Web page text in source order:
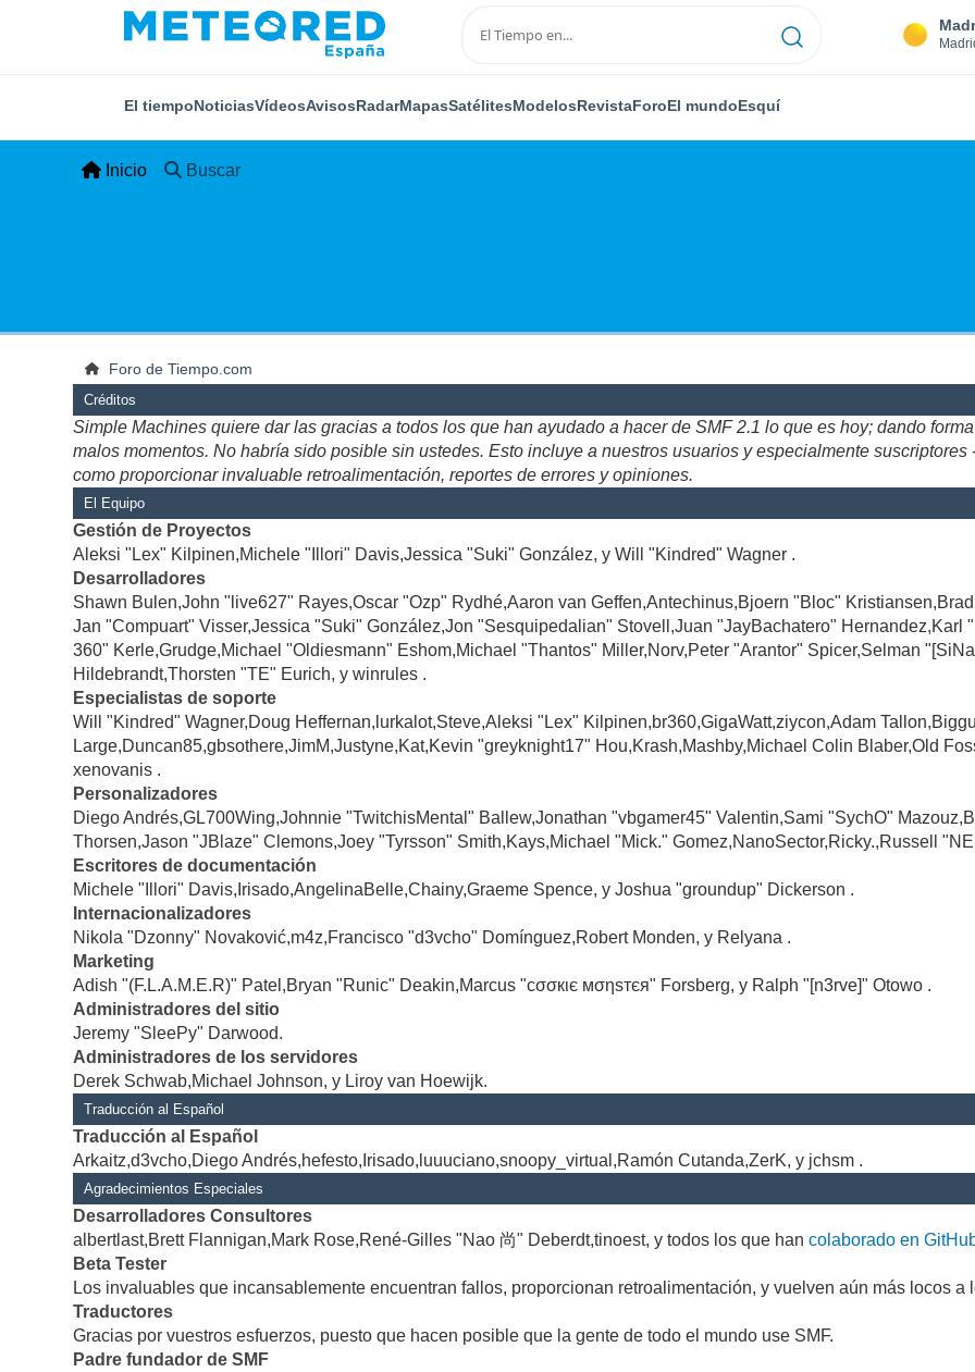
El tiempoNoticiasVídeosAvisosRadarMapasSatélitesModelosRevistaForoEl mundoEsquí
Inicio Buscar
Foro de Tiempo.com
Créditos
Simple Machines quiere dar las gracias a todos los que han ayudado a hacer de SMF 2.1 lo que es hoy; dando
malos momentos. No habría sido posible sin ustedes. Esto incluye a nuestros usuarios y especialmente
como proporcionar invaluable retroalimentación, reportes de errores y opiniones.
El Equipo
Gestión de Proyectos
Aleksi "Lex" Kilpinen,Michele "Illori" Davis,Jessica "Suki" González, y Will "Kindred" Wagner .
Desarrolladores
Shawn Bulen,John "live627" Rayes,Oscar "Ozp" Rydhé,Aaron van Geffen,Antechinus,Bjoern "Bloc"
Jan "Compuart" Visser,Jessica "Suki" González,Jon "Sesquipedalian" Stovell,Juan "JayBachatero"
360" Kerle,Grudge,Michael "Oldiesmann" Eshom,Michael "Thantos" Miller,Norv,Peter "Arantor" Spicer,Selman
Hildebrandt,Thorsten "TE" Eurich, y winrules .
Especialistas de soporte
Will "Kindred" Wagner,Doug Heffernan,lurkalot,Steve,Aleksi "Lex" Kilpinen,br360,GigaWatt,ziycon,Adam
Large,Duncan85,gbsothere,JimM,Justyne,Kat,Kevin "greyknight17" Hou,Krash,Mashby,Michael Colin Blaber,Old
xenovanis .
Personalizadores
Diego Andrés,GL700Wing,Johnnie "TwitchisMental" Ballew,Jonathan "vbgamer45" Valentin,Sami "SychO"
Thorsen,Jason "JBlaze" Clemons,Joey "Tyrsson" Smith,Kays,Michael "Mick." Gomez,NanoSector,Ricky.,Russell
Escritores de documentación
Michele "Illori" Davis,Irisado,AngelinaBelle,Chainy,Graeme Spence, y Joshua "groundup" Dickerson .
Internacionalizadores
Nikola "Dzonny" Novaković,m4z,Francisco "d3vcho" Domínguez,Robert Monden, y Relyana .
Marketing
Adish "(F.L.A.M.E.R)" Patel,Bryan "Runic" Deakin,Marcus "cσσкιє мσηѕтєя" Forsberg, y Ralph "[n3rve]" Otowo .
Administradores del sitio
Jeremy "SleePy" Darwood.
Administradores de los servidores
Derek Schwab,Michael Johnson, y Liroy van Hoewijk.
Traducción al Español
Traducción al Español
Arkaitz,d3vcho,Diego Andrés,hefesto,Irisado,luuuciano,snoopy_virtual,Ramón Cutanda,ZerK, y jchsm .
Agradecimientos Especiales
Desarrolladores Consultores
albertlast,Brett Flannigan,Mark Rose,René-Gilles "Nao 尚" Deberdt,tinoest, y todos los que hancolaborado en
Beta Tester
Los invaluables que incansablemente encuentran fallos, proporcionan retroalimentación, y vuelven aún más locos a
Traductores
Gracias por vuestros esfuerzos, puesto que hacen posible que la gente de todo el mundo use SMF.
Padre fundador de SMF